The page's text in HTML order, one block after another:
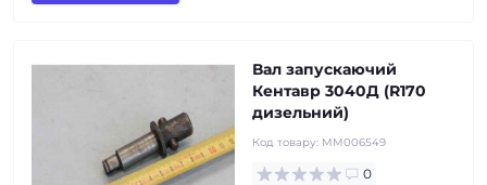
Вал запускаючий
Кентавр 3040Д (R170
дизельний)
Код товару: MM006549
0